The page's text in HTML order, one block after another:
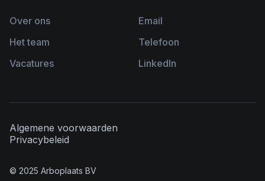
Over ons
Het team
Vacatures
Email
Telefoon
LinkedIn
© 2025 Arboplaats BV
Algemene voorwaarden
Privacybeleid